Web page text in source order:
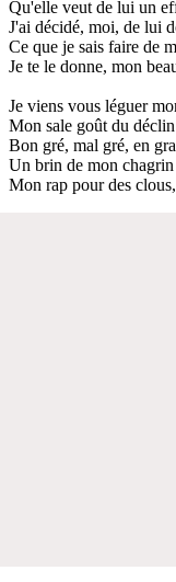
Qu'elle veut de lui un
J'ai décidé, moi, de lui
Ce que je sais faire de
Je te le donne, mon
Je viens vous léguer
Mon sale goût du
Bon gré, mal gré, en
Un brin de mon
Mon rap pour des